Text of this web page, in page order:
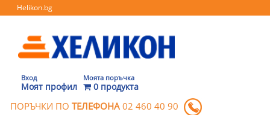
Helikon.bg
Вход
Моят профил
Моята поръчка
0 продукта
ПОРЪЧКИ ПО ТЕЛЕФОНА 02 460 40 90